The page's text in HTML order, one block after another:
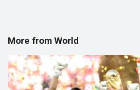
More from World